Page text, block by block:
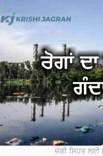
ਚੰਗੀ ਸਿਹਤ ਲਈ